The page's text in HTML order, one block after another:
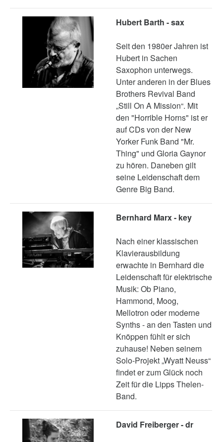
Hubert Barth - sax
Seit den 1980er Jahren ist
Hubert in Sachen
Saxophon unterwegs.
Unter anderen in der Blues
Brothers Revival Band
„Still On A Mission“. Mit
den "Horrible Horns" ist er
auf CDs von der New
Yorker Funk Band "Mr.
Thing" und Gloria Gaynor
zu hören. Daneben gilt
seine Leidenschaft dem
Genre Big Band.
Bernhard Marx - key
Nach einer klassischen
Klavierausbildung
erwachte in Bernhard die
Leidenschaft für elektrische
Musik: Ob Piano,
Hammond, Moog,
Mellotron oder moderne
Synths - an den Tasten und
Knöppen fühlt er sich
zuhause! Neben seinem
Solo-Projekt „Wyatt Neuss“
findet er zum Glück noch
Zeit für die Lipps Thelen-
Band.
David Freiberger - dr